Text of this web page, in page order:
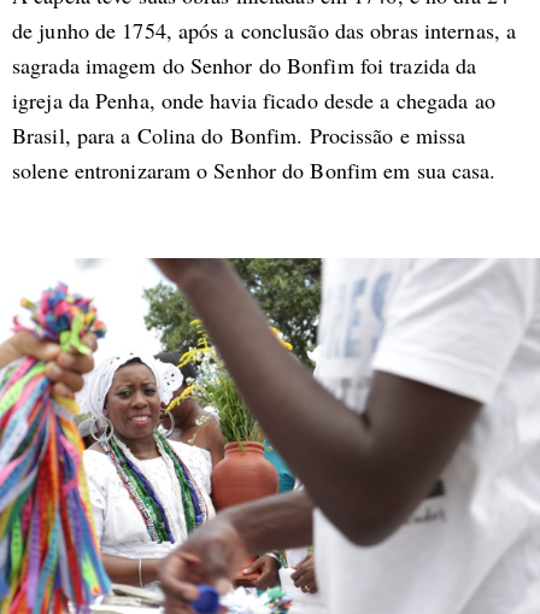
de junho de 1754, após a conclusão das obras internas, a
sagrada imagem do Senhor do Bonfim foi trazida da
igreja da Penha, onde havia ficado desde a chegada ao
Brasil, para a Colina do Bonfim. Procissão e missa
solene entronizaram o Senhor do Bonfim em sua casa.